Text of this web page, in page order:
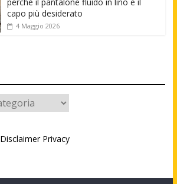
perché il pantalone fluido in lino è il
capo più desiderato
4 Maggio 2026
Disclaimer Privacy